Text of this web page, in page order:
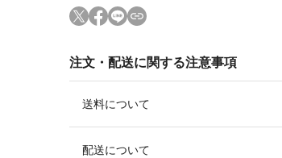
注文・配送に関する注意事項
送料について
配送について